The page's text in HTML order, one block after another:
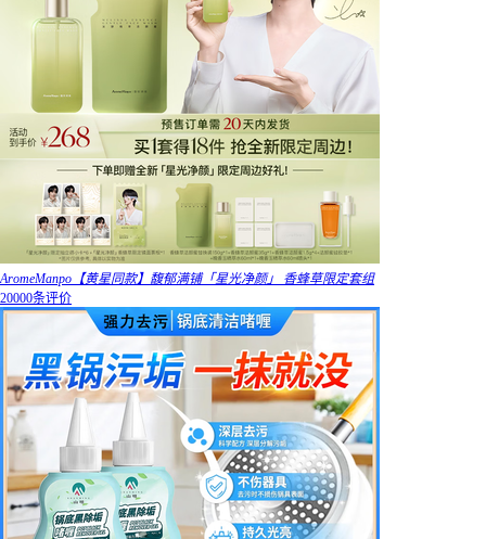
AromeManpo【黄星同款】馥郁满铺「星光净颜」 香蜂草限定套组
20000条评价